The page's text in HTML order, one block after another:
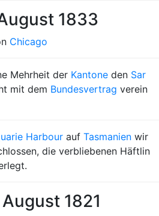
1833
Chicago
Mehrheit der Kantone den Sar
mit dem Bundesvertrag verein
Harbour auf Tasmanien wir
die verbliebenen Häftlin
1821